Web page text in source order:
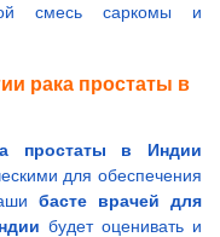
смесь саркомы и
рака простаты в
простаты в Индии
для обеспечения
басте врачей для
будет оценивать и